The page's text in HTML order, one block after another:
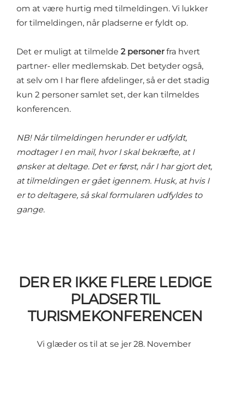
om at være hurtig med tilmeldingen. Vi lukker
for tilmeldingen, når pladserne er fyldt op.
Det er muligt at tilmelde 2 personerfra hvert
partner- eller medlemskab. Det betyder også,
at selv om I har flere afdelinger, så er det stadig
kun 2 personer samlet set, der kan tilmeldes
konferencen.
NB! Når tilmeldingen herunder er udfyldt,
modtager I en mail, hvor I skal bekræfte, at I
ønsker at deltage. Det er først, når I har gjort det,
at tilmeldingen er gået igennem. Husk, at hvis I
er to deltagere, så skal formularen udfyldes to
gange.
DER ER IKKE FLERE LEDIGE
PLADSER TIL
TURISMEKONFERENCEN
Vi glæder os til at se jer 28. November